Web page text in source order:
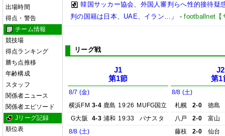
出場時間
得点・警告
チーム情報
競技場
得点ランキング
勝ち点推移
年齢構成
スタッフ
関係者ニュース
関係者エピソード
Jリーグ記録
順位表
韓国サッカー協会、外国人審判らへ性的接待
判の国籍は日本、UAE、イラン…」
-footballnet【
リーグ戦
J1
第1節
8/7 (金)
横浜FM 3-4 鹿島 19:26 MUFG国立
G大阪
4-3 浦和 19:33
パナスタ
8/8 (土)
J2
第1
8/8 (土)
札幌
2-0
徳島
八戸
2-0
富山
藤枝
2-0
仙台